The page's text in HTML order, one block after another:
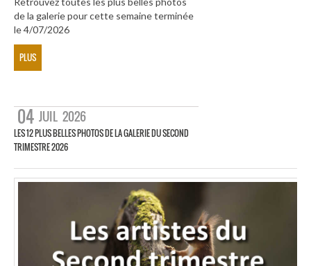
de la galerie pour cette semaine terminée
le 4/07/2026
PLUS
04 JUIL 2026
LES 12 PLUS BELLES PHOTOS DE LA GALERIE DU SECOND
TRIMESTRE 2026